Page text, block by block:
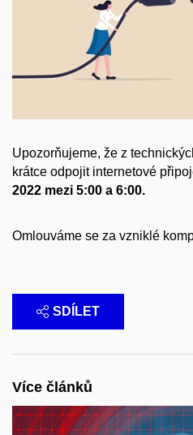
Upozorňujeme, že z
krátce odpojit internetové
2022 mezi 5:00 a 6:00.
Omlouváme se za vzniklé
SDÍLET
Více článků